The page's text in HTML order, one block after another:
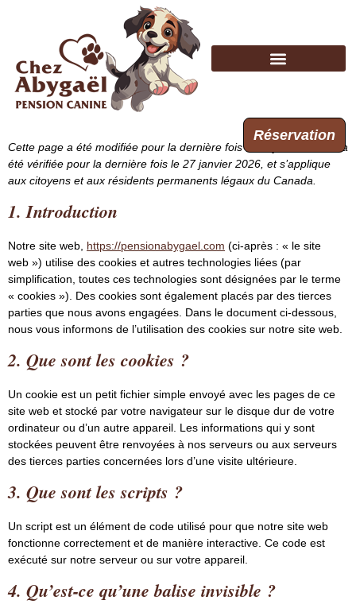
Réservation
Cette page a été modifiée pour la dernière fois le 27 janvier 2026, a
été vérifiée pour la dernière fois le 27 janvier 2026, et s’applique
aux citoyens et aux résidents permanents légaux du Canada.
1. Introduction
Notre site web, https://pensionabygael.com (ci-après : « le site
web ») utilise des cookies et autres technologies liées (par
simplification, toutes ces technologies sont désignées par le terme
« cookies »). Des cookies sont également placés par des tierces
parties que nous avons engagées. Dans le document ci-dessous,
nous vous informons de l’utilisation des cookies sur notre site web.
2. Que sont les cookies ?
Un cookie est un petit fichier simple envoyé avec les pages de ce
site web et stocké par votre navigateur sur le disque dur de votre
ordinateur ou d’un autre appareil. Les informations qui y sont
stockées peuvent être renvoyées à nos serveurs ou aux serveurs
des tierces parties concernées lors d’une visite ultérieure.
3. Que sont les scripts ?
Un script est un élément de code utilisé pour que notre site web
fonctionne correctement et de manière interactive. Ce code est
exécuté sur notre serveur ou sur votre appareil.
4. Qu’est-ce qu’une balise invisible ?